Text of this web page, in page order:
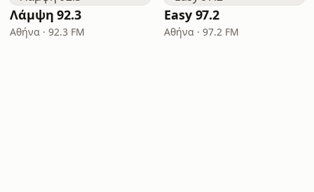
Λάμψη 92.3
Αθήνα · 92.3 FM
Easy 97.2
Αθήνα · 97.2 FM